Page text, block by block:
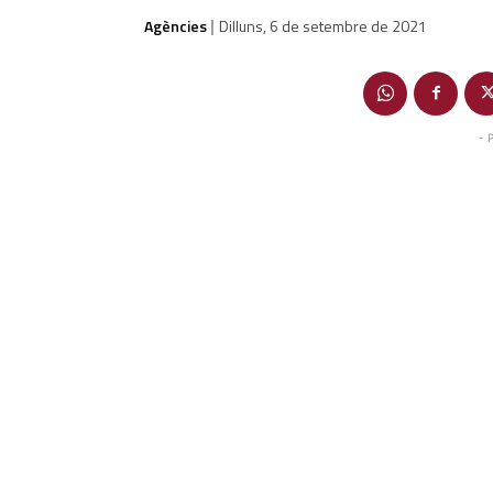
Agències | Dilluns, 6 de setembre de 2021
-